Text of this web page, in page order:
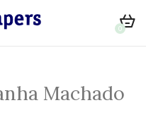
0
Machado